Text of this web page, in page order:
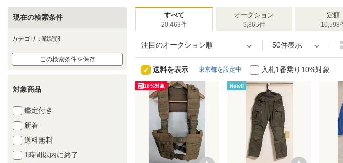
現在の検索条件
カテゴリ：戦闘服
この検索条件を保存
対象商品
鑑定付き
新着
送料無料
1時間以内に終了
すべて
20,463件
オークション
9,865件
定額
10,598
注目のオークション順 50件表示
送料を表示 東京都を設定中 入札1番乗り10%対象
10%対象 New!!